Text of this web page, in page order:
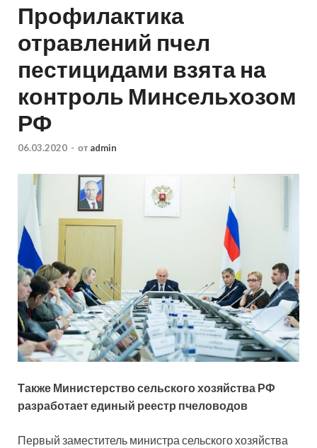
Профилактика
отравлений пчел
пестицидами взята на
контроль Минсельхозом
РФ
06.03.2020 - от admin
Также Министерство сельского хозяйства РФ
разработает единый реестр пчеловодов
Первый заместитель министра сельского хозяйства